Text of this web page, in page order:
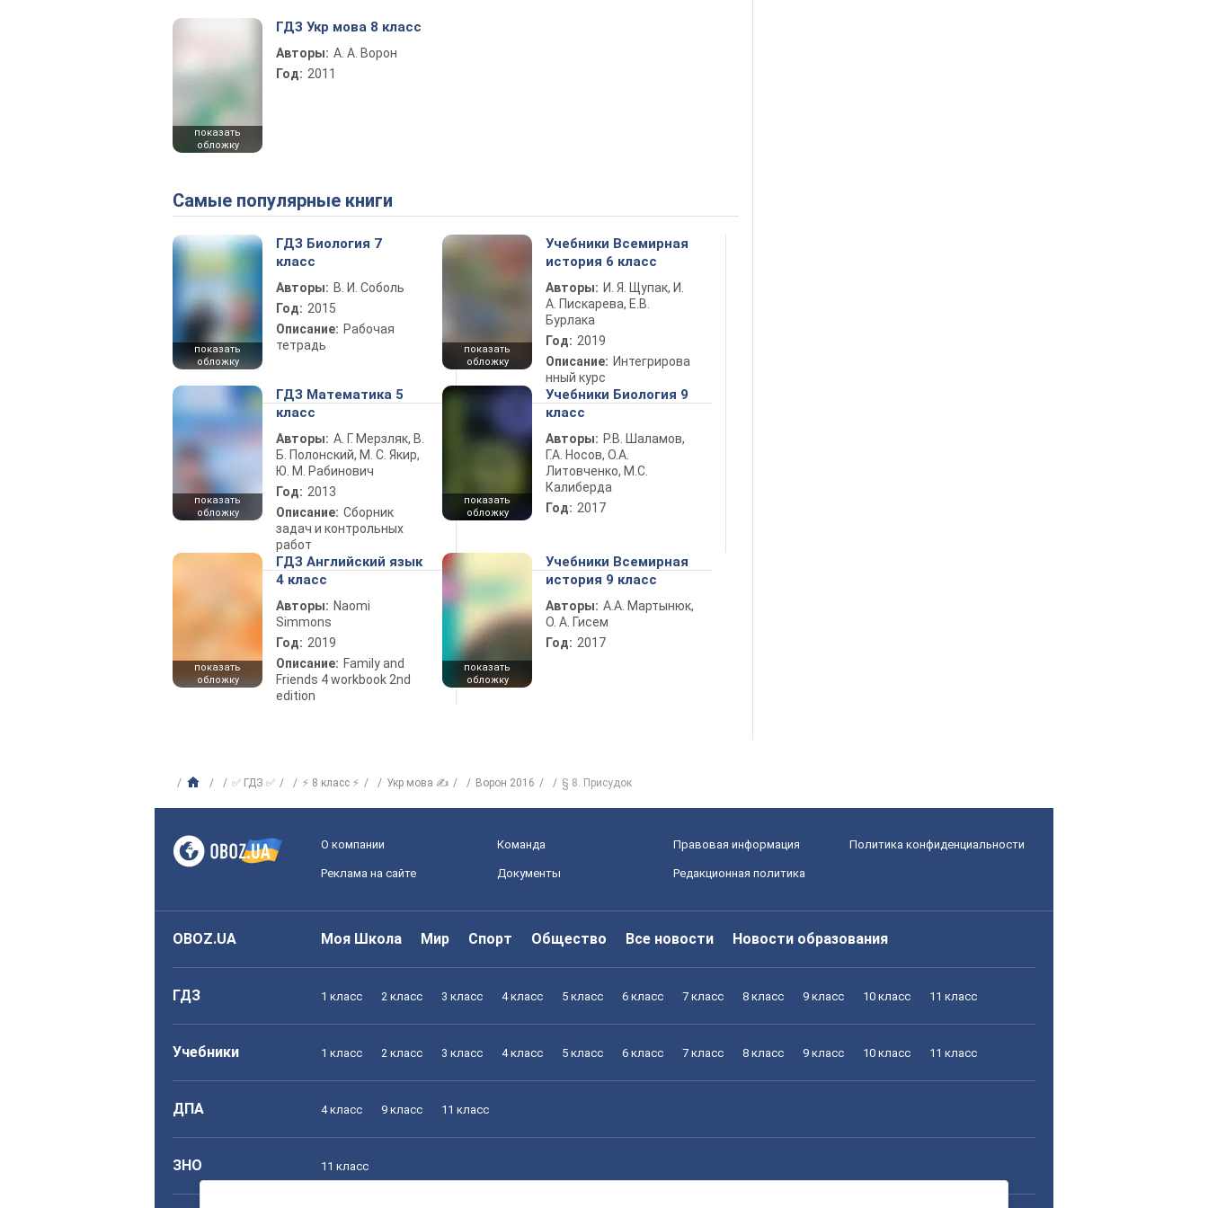
показать
обложку
ГДЗ Укр мова 8 класс
Авторы: А. А. Ворон
Год: 2011
Самые популярные книги
показать
обложку
ГДЗ Биология 7
класс
Авторы: В. И. Соболь
Год: 2015
Описание: Рабочая
тетрадь
показать
обложку
Учебники Всемирная
история 6 класс
Авторы: И. Я. Щупак, И.
А. Пискарева, Е.В.
Бурлака
Год: 2019
Описание: Интегрирова
нный курс
показать
обложку
ГДЗ Математика 5
класс
Авторы: А. Г. Мерзляк, В.
Б. Полонский, М. С. Якир,
Ю. М. Рабинович
Год: 2013
Описание: Сборник
задач и контрольных
работ
показать
обложку
Учебники Биология 9
класс
Авторы: Р.В. Шаламов,
Г.А. Носов, О.А.
Литовченко, М.С.
Калиберда
Год: 2017
показать
обложку
ГДЗ Английский язык
4 класс
Авторы: Naomi
Simmons
Год: 2019
Описание: Family and
Friends 4 workbook 2nd
edition
показать
обложку
Учебники Всемирная
история 9 класс
Авторы: А.А. Мартынюк,
О. А. Гисем
Год: 2017
✅ ГДЗ ✅ ⚡ 8 класс ⚡ Укр мова ✍ Ворон 2016 § 8. Присудок
О компании Команда Правовая информация Политика конфиденциальности
Реклама на сайте Документы Редакционная политика
OBOZ.UA Моя Школа Мир Спорт Общество Все новости Новости образования
ГДЗ 1 класс 2 класс 3 класс 4 класс 5 класс 6 класс 7 класс 8 класс 9 класс 10 класс 11 класс
Учебники 1 класс 2 класс 3 класс 4 класс 5 класс 6 класс 7 класс 8 класс 9 класс 10 класс 11 класс
ДПА 4 класс 9 класс 11 класс
ЗНО 11 класс